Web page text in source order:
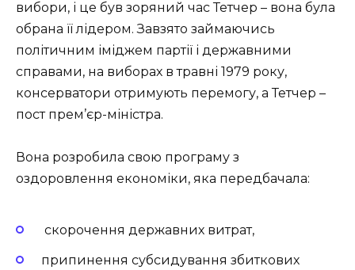
вибори, і це був зоряний час Тетчер – вона була
обрана її лідером. Завзято займаючись
політичним іміджем партії і державними
справами, на виборах в травні 1979 року,
консерватори отримують перемогу, а Тетчер –
пост прем’єр-міністра.
Вона розробила свою програму з
оздоровлення економіки, яка передбачала:
скорочення державних витрат,
припинення субсидування збиткових